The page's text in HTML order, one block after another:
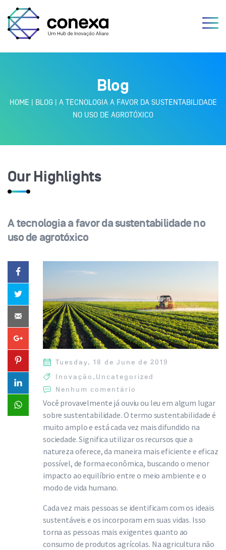
Blog
HOME | BLOG| A TECNOLOGIA A FAVOR DA SUSTENTABILIDADE
NO USO DE AGROTÓXICO
Our Highlights
A tecnologia a favor da sustentabilidade no
uso de agrotóxico
Tuesday, 18 de June de 2019
Inovação , Uncategorized
Nenhum comentário
Você provavelmente já ouviu ou leu em algum lugar
sobre sustentabilidade. O termo sustentabilidade é
muito amplo e está cada vez mais difundido na
sociedade. Significa utilizar os recursos que a
natureza oferece, da maneira mais eficiente e eficaz
possível, de forma econômica, buscando o menor
impacto ao equilíbrio entre o meio ambiente e o
modo de vida humano.
Cada vez mais pessoas se identificam com os ideais
sustentáveis e os incorporam em suas vidas. Isso
torna as pessoas mais exigentes quanto ao
consumo de produtos agrícolas. Na agricultura não